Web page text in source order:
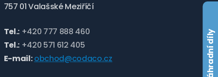
Náhradní díly
757 01 Valašské Meziříčí
Tel.: +420 777 888 460
Tel.: +420 571 612 405
E-mail: obchod@codaco.cz